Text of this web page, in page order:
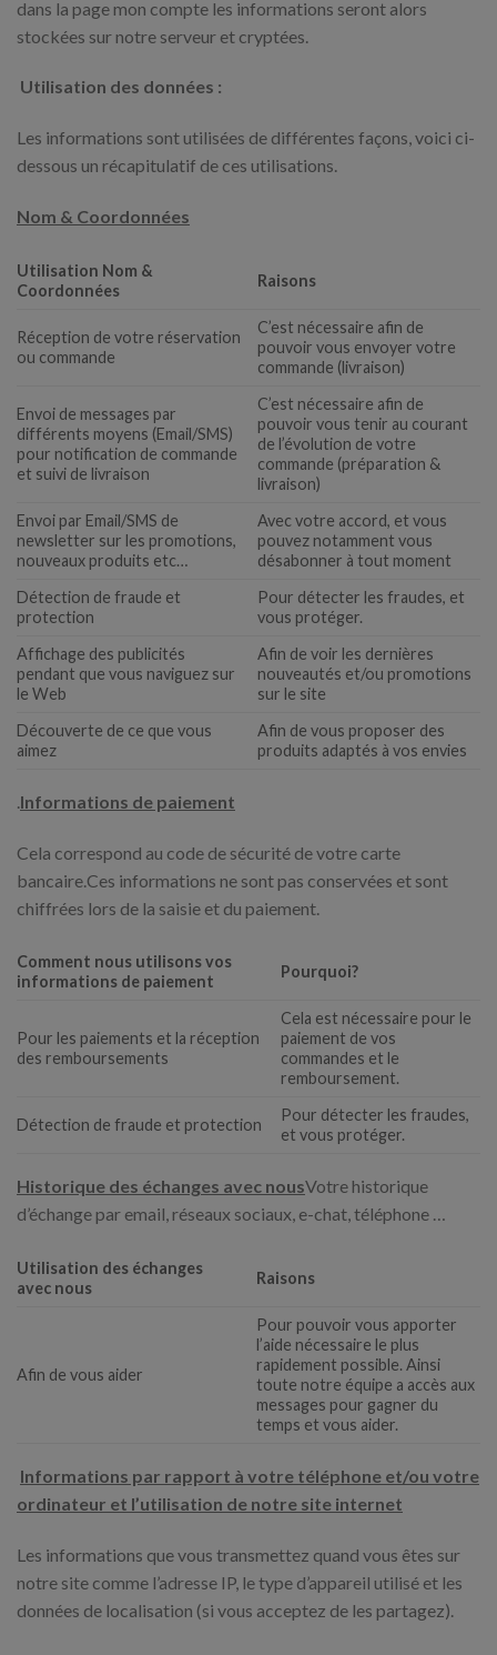
dans la page mon compte les informations seront alors
stockées sur notre serveur et cryptées.
Utilisation des données :
Les informations sont utilisées de différentes façons, voici ci-
dessous un récapitulatif de ces utilisations.
Nom & Coordonnées
Utilisation Nom &
Coordonnées
Raisons
Réception de votre réservation
ou commande
C’est nécessaire afin de
pouvoir vous envoyer votre
commande (livraison)
Envoi de messages par
différents moyens (Email/SMS)
pour notification de commande
et suivi de livraison
C’est nécessaire afin de
pouvoir vous tenir au courant
de l’évolution de votre
commande (préparation &
livraison)
Envoi par Email/SMS de
newsletter sur les promotions,
nouveaux produits etc…
Avec votre accord, et vous
pouvez notamment vous
désabonner à tout moment
Détection de fraude et
protection
Pour détecter les fraudes, et
vous protéger.
Affichage des publicités
pendant que vous naviguez sur
le Web
Afin de voir les dernières
nouveautés et/ou promotions
sur le site
Découverte de ce que vous
aimez
Afin de vous proposer des
produits adaptés à vos envies
Informations de paiement
Cela correspond au code de sécurité de votre carte
bancaire.Ces informations ne sont pas conservées et sont
chiffrées lors de la saisie et du paiement.
Comment nous utilisons vos
informations de paiement
Pourquoi?
Pour les paiements et la réception
des remboursements
Cela est nécessaire pour le
paiement de vos
commandes et le
remboursement.
Détection de fraude et protection
Pour détecter les fraudes,
et vous protéger.
Historique des échanges avec nousVotre historique
d’échange par email, réseaux sociaux, e-chat, téléphone …
Utilisation des échanges
avec nous
Raisons
Afin de vous aider
Pour pouvoir vous apporter
l’aide nécessaire le plus
rapidement possible. Ainsi
toute notre équipe a accès aux
messages pour gagner du
temps et vous aider.
Informations par rapport à votre téléphone et/ou votre
ordinateur et l’utilisation de notre site internet
Les informations que vous transmettez quand vous êtes sur
notre site comme l’adresse IP, le type d’appareil utilisé et les
données de localisation (si vous acceptez de les partagez).